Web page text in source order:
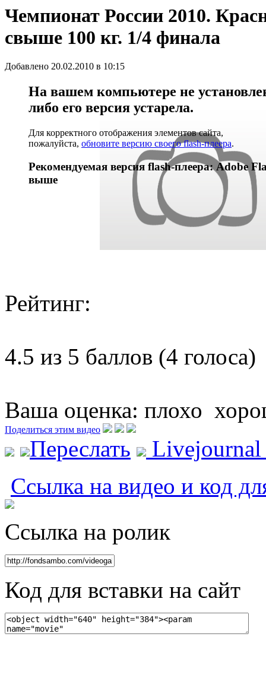
Чемпионат России 2010.
свыше 100 кг. 1/4 финала
Добавлено 20.02.2010 в 10:15
На вашем компьютере не
либо его версия устарела.
Для корректного отображения элементов сайта,
пожалуйста, обновите версию своего flash-плеера.
Рекомендуемая версия flash-плеера: Adobe
выше
Рейтинг:
4.5 из 5 баллов (4 голоса)
Ваша оценка: плохо
Поделиться этим видео
Переслать
Ссылка на видео и код
Ссылка на ролик
Код для вставки на сайт